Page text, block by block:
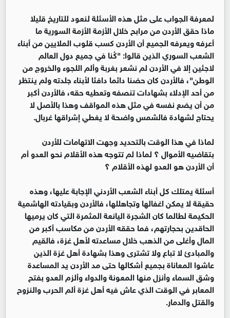
لمعرفة الجواب على مثل هذه الأسئلة لنعود للتاريخ قليلا
ماذا حقق الأردن من مرابح خلال الأزمة الأزمة السورية ما
أعرفه ويعرفه الجميع أن الأردن كسب قلوب الملايين من أبناء
الشعب السوري الذين قالوا: "كُنا في جميع دول العالم
لاجئين إلا في الأردن لم نشعر بغربة وألم اللجوء والخروج من
الوطن"، فالأردن كان حضنا دائما دافئا لأبناء جلدته ولم ينتظر
من أحد الإدلاء بشهادات تنصفه وتعطيه حقه، فالأردن أكبر
من أن يضع نفسه في مثل هذه المواقف وهذا بالأصل لا
يحتاج لشهادة فالشمس واضحة لا يغطي إشراقها غربال.
لماذا في هذا الوقت بالتحديد وجهت الاتهامات للأردن
بتقاضيه الأموال ؟ لماذا لم تتوجه هذه الأقلام نحو العدو أم
أن الأردن هو العدو لهذه الأقلام ؟
أسئلة يمتلك كل أبناء الشعب الأردني الإجابة عليها، وهذه
حقيقة لا يمكن اغفالها وتجاهللها، فالأردن وبقيادته الهاشمية
الحكيمة لطالما كان الشجرة اليانعة المثمرة التي كان يرميها
الحاقدين بحجارتهم، فما حققه الأردن من مكاسب أكبر من
المال وأغلى من الذهب خلال مساعدته لأهل غزة، فالقيم
والمبادئ لا تباع ولا تشترى وهذا بشهادة أهل غزة الذين
عاشوا المعاناة بجميع أشكالها حتى مد الأردن يد المساعدة
وشق السماء وأنزل منها المعونة والدواء وألزم العدو بفتح
المعابر في الوقت الذي عاش فيه أهل غزة ألم الحرب والنزوح
والقتل والدمار.